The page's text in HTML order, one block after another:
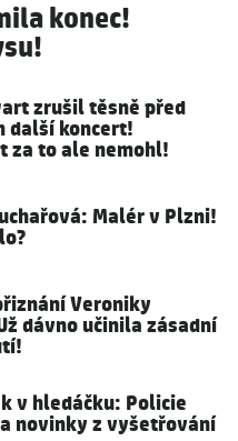
konec!
zrušil těsně před
další koncert!
za to ale nemohl!
Malér v Plzni!
Veroniky
dávno učinila zásadní
v hledáčku: Policie
novinky z vyšetřování